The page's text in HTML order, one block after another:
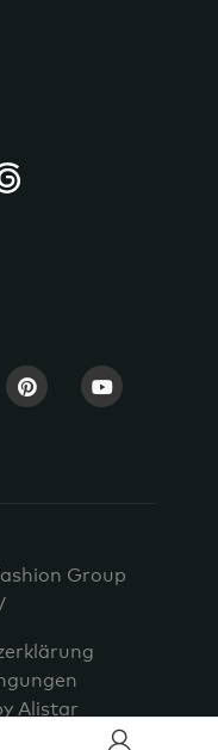
Group
Alistar